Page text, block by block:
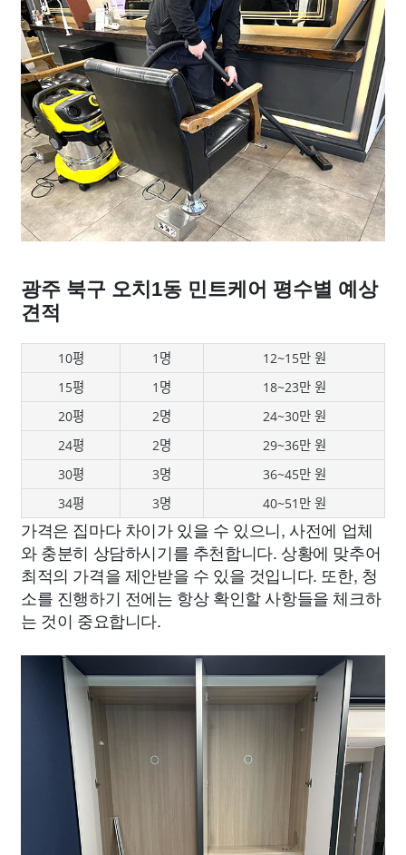
광주 북구 오치1동 민트케어 평수별 예상
견적
10평 1명
12~15만 원
15평
1명
18~23만 원
20평
2명
24~30만 원
24평
2명
29~36만 원
30평
3명
36~45만 원
34평
3명 40~51만 원
가격은 집마다 차이가 있을 수 있으니, 사전에 업체
와 충분히 상담하시기를 추천합니다. 상황에 맞추어
최적의 가격을 제안받을 수 있을 것입니다. 또한, 청
소를 진행하기 전에는 항상 확인할 사항들을 체크하
는 것이 중요합니다.